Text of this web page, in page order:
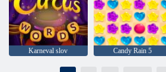
Karneval slov Candy Rain 5